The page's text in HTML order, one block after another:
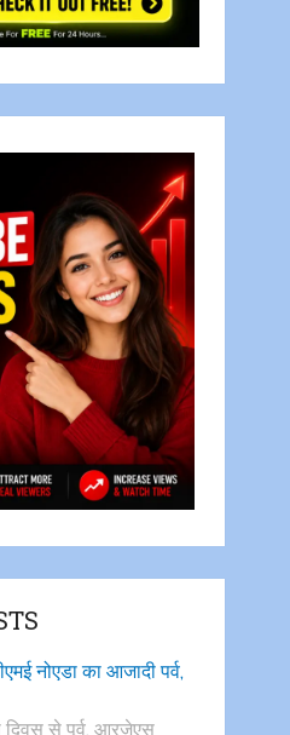
नोएडा का आजादी पर्व,
से पूर्व, आरजेएस